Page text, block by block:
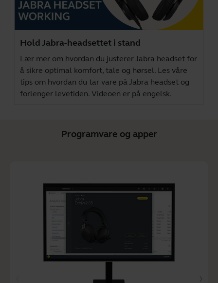
Hold Jabra-headsettet i stand
Lær mer om hvordan du justerer Jabra headset for
å sikre optimal komfort, tale og hørsel. Les våre
tips om hvordan du tar vare på Jabra headset og
forlenger levetiden. Videoen er på engelsk.
Programvare og apper